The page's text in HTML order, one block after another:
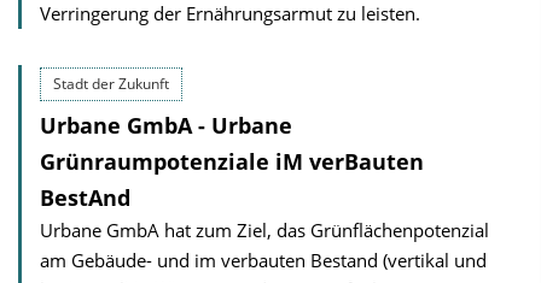
Verringerung der Ernährungsarmut zu leisten.
Stadt der Zukunft
Urbane GmbA - Urbane
Grünraumpotenziale iM verBauten
BestAnd
Urbane GmbA hat zum Ziel, das Grünflächenpotenzial
am Gebäude- und im verbauten Bestand (vertikal und